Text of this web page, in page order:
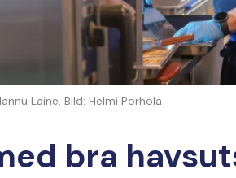
Laine. Bild: Helmi Pörhölä
bra